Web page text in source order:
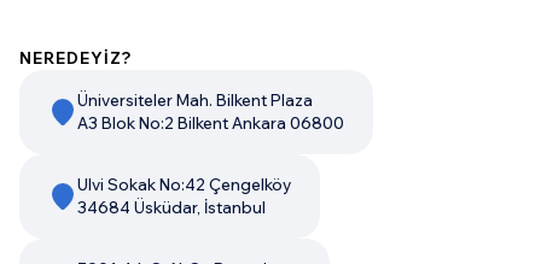
NEREDEYİZ?
Üniversiteler Mah. Bilkent Plaza
A3 Blok No:2 Bilkent Ankara 06800
Ulvi Sokak No:42 Çengelköy
34684 Üsküdar, İstanbul